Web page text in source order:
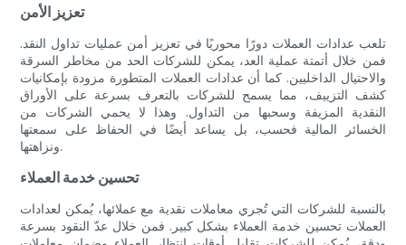
تعزيز الأمن
تلعب عدادات العملات دورًا محوريًا في تعزيز أمن عمليات تداول النقد.
فمن خلال أتمتة عملية العد، يمكن للشركات الحد من مخاطر السرقة
والاحتيال الداخليين. كما أن عدادات العملات المتطورة مزودة بإمكانيات
كشف التزييف، مما يسمح للشركات بالتعرف بسرعة على الأوراق
النقدية المزيفة وسحبها من التداول. وهذا لا يحمي الشركات من
الخسائر المالية فحسب، بل يساعد أيضًا في الحفاظ على سمعتها
ونزاهتها.
تحسين خدمة العملاء
بالنسبة للشركات التي تُجري معاملات نقدية مع عملائها، يُمكن لعدادات
العملات تحسين خدمة العملاء بشكل كبير. فمن خلال عدّ النقود بسرعة